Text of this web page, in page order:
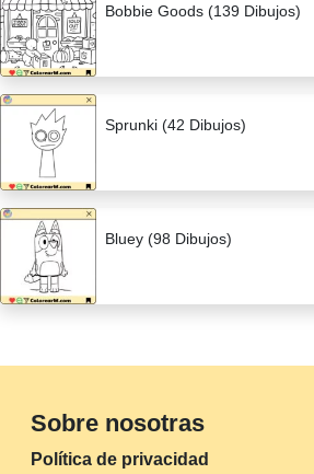
Bobbie Goods (139 Dibujos)
Sprunki (42 Dibujos)
Bluey (98 Dibujos)
Sobre nosotras
Política de privacidad